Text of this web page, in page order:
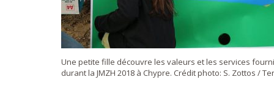
Une petite fille découvre les valeurs et les services
durant la JMZH 2018 à Chypre. Crédit photo: S. Zottos /